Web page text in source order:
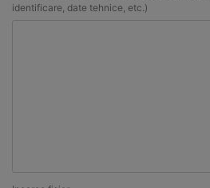
identificare, date tehnice, etc.)